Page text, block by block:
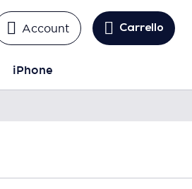
Account Carrello
iPhone